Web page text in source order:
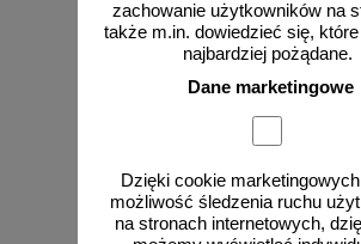
zachowanie użytkowników na
także m.in. dowiedzieć się,
najbardziej pożądane.
Dane marketingowe
Dzięki cookie
możliwość śledzenia ruchu
na stronach internetowych,